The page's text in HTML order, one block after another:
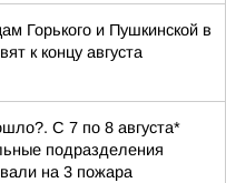
Горького и Пушкинской в
к концу августа
С 7 по 8 августа*
подразделения
на 3 пожара